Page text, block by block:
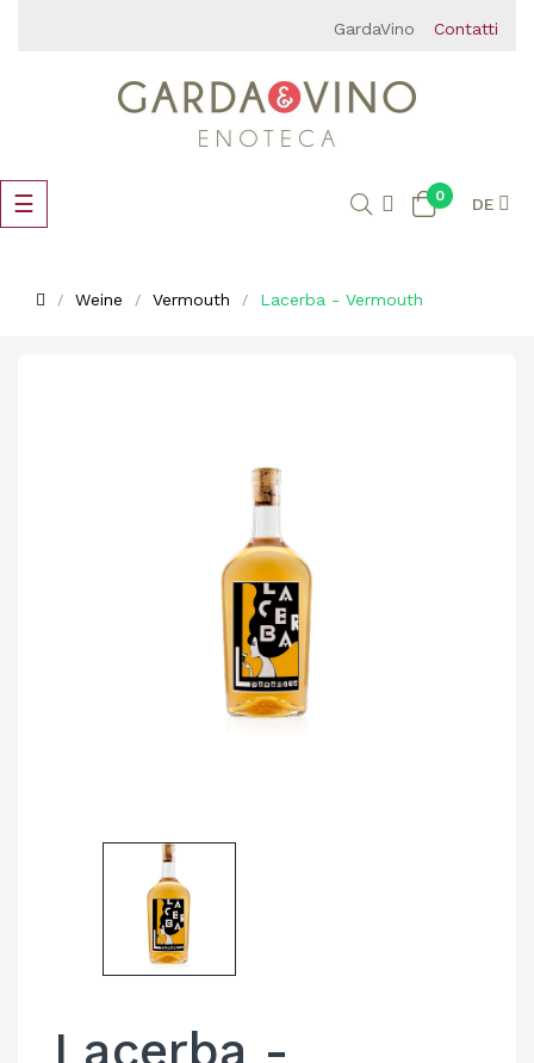
GardaVino Contatti
Umschalten
der
☰ 0 DE
Weine Vermouth Lacerba - Vermouth
Lacerba -